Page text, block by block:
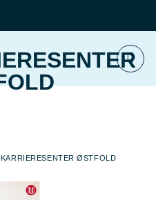
KARRIERESENTER ØSTFOLD